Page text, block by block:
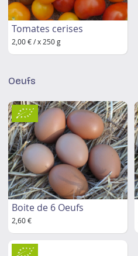
Tomates cerises
2,00 € / x 250 g
Oeufs
Boite de 6 Oeufs
2,60 €